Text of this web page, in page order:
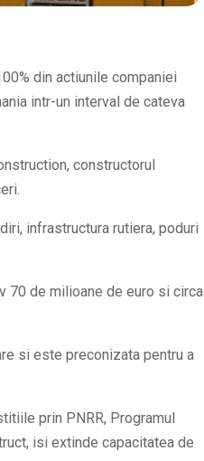
din actiunile companiei
intr-un interval de cateva
constructorul
infrastructura rutiera, poduri
70 de milioane de euro si circa
si este preconizata pentru a
prin PNRR, Programul
isi extinde capacitatea de